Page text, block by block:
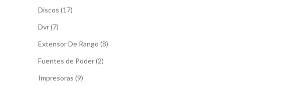
Discos 1717
Dvr 77
Extensor De Rango 88
Fuentes de Poder 22
Impresoras 99